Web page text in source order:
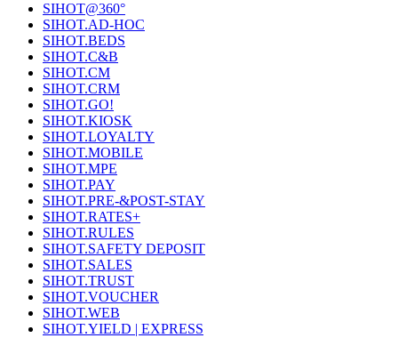
SIHOT@360°
SIHOT.AD-HOC
SIHOT.BEDS
SIHOT.C&B
SIHOT.CM
SIHOT.CRM
SIHOT.GO!
SIHOT.KIOSK
SIHOT.LOYALTY
SIHOT.MOBILE
SIHOT.MPE
SIHOT.PAY
SIHOT.PRE-&POST-STAY
SIHOT.RATES+
SIHOT.RULES
SIHOT.SAFETY DEPOSIT
SIHOT.SALES
SIHOT.TRUST
SIHOT.VOUCHER
SIHOT.WEB
SIHOT.YIELD | EXPRESS